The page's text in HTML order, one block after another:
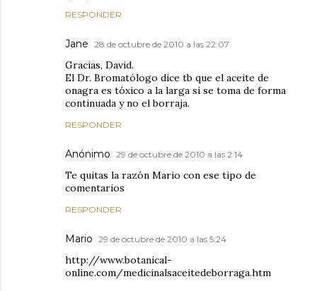
RESPONDER
Jane 28 de octubre de 2010 a las 22:07
Gracias, David.
El Dr. Bromatólogo dice tb que el aceite de
onagra es tóxico a la larga si se toma de forma
continuada y no el borraja.
RESPONDER
Anónimo 29 de octubre de 2010 a las 2:14
Te quitas la razón Mario con ese tipo de
comentarios
RESPONDER
Mario 29 de octubre de 2010 a las 5:24
http://www.botanical-
online.com/medicinalsaceitedeborraga.htm